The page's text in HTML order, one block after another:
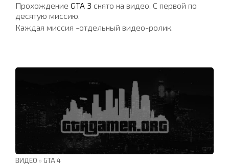
Прохождение GTA 3 снято на видео. С первой по
десятую миссию.
Каждая миссия -отдельный видео-ролик.
ВИДЕО » GTA 4